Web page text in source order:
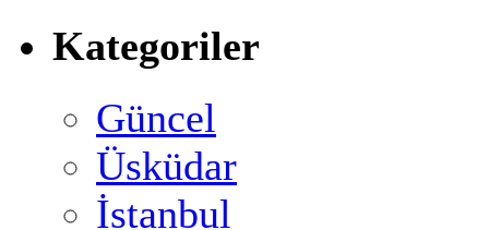
Kategoriler
Güncel
Üsküdar
İstanbul